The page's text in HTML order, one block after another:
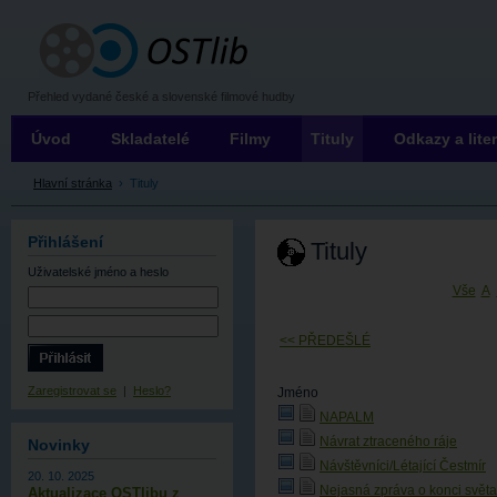
Přehled vydané české a slovenské filmové hudby
Tituly
Vše A
<< PŘEDEŠLÉ
Jméno
NAPALM
Návrat ztraceného ráje
Návštěvníci/Létající Čestmír
Nejasná zpráva o konci světa
Hlavní stránka › Tituly
Úvod Skladatelé Filmy Tituly Odkazy a
Přihlášení
Uživatelské jméno a heslo
Zaregistrovat se Heslo?
Novinky
20. 10. 2025
Aktualizace OSTlibu z